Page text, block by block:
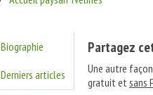
Biographie
Derniers articles
Partagez
Une autre
gratuit etsans